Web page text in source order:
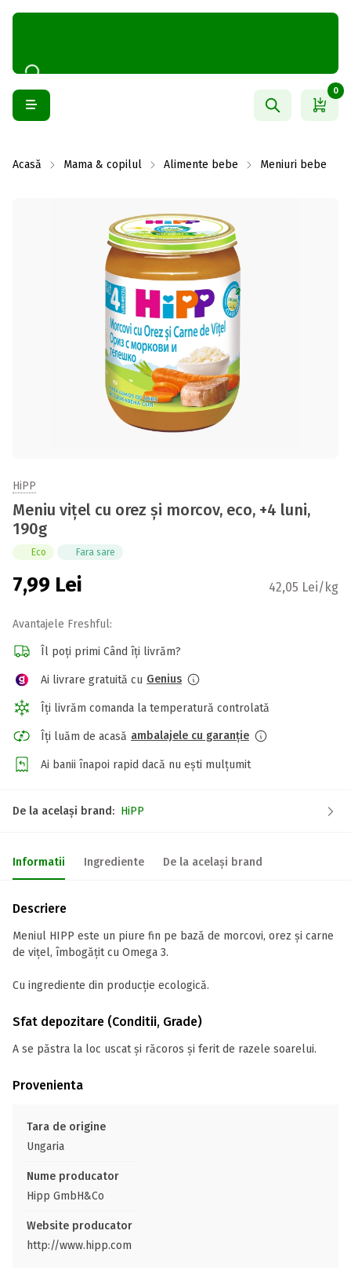
0
Acasă Mama & copilul Alimente bebe Meniuri bebe
HiPP
Meniu vițel cu orez și morcov, eco, +4 luni,
190g
Eco Fara sare
7,99 Lei 42,05 Lei/kg
Avantajele Freshful:
Îl poți primi Când îți livrăm?
Ai livrare gratuită cu Genius
Îți livrăm comanda la temperatură controlată
Îți luăm de acasă ambalajele cu garanție
Ai banii înapoi rapid dacă nu ești mulțumit
De la același brand: HiPP
Informatii Ingrediente De la același brand
Descriere
Meniul HIPP este un piure fin pe bază de morcovi, orez și carne
de vițel, îmbogățit cu Omega 3.
Cu ingrediente din producție ecologică.
Sfat depozitare (Conditii, Grade)
A se păstra la loc uscat și răcoros și ferit de razele soarelui.
Provenienta
Tara de origine
Ungaria
Nume producator
Hipp GmbH&Co
Website producator
http://www.hipp.com